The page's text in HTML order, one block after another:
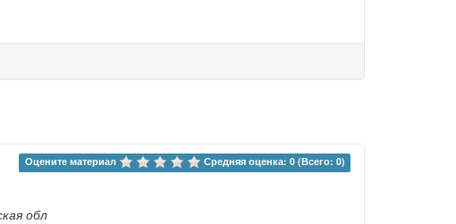
Оцените материал Средняя оценка: 0 (Всего: 0)
обл